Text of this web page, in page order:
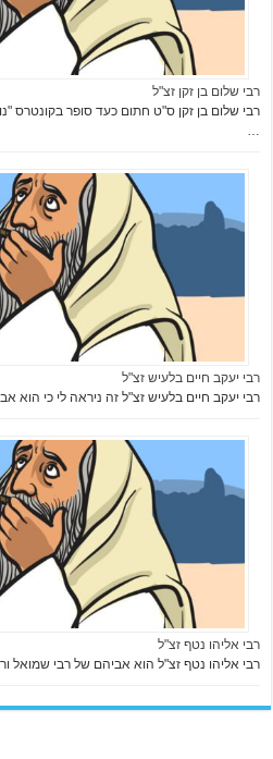
רבי שלום בן זקן זצ"ל
רבי שלום בן זקן ס"ט חתום כעד סופר בקונטרס
רבי יעקב חיים בלעיש זצ"ל
רבי יעקב חיים בלעיש זצ"ל זה ניראה לי כי הוא
רבי אליהו נטף זצ"ל
רבי אליהו נטף זצ"ל הוא אביהם של רבי